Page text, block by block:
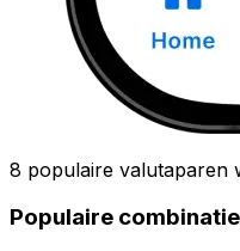
8 populaire valutaparen
Populaire